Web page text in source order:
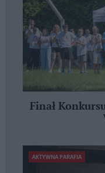
Finał
AKTYWNA PARAFIA